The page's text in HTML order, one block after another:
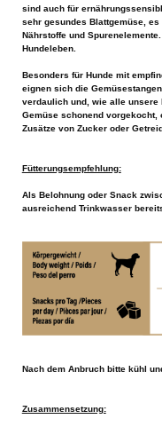
sind auch für
sehr gesundes Blattgemüse,
Nährstoffe und
Hundeleben.
Besonders für Hunde mit
eignen sich die
verdaulich und, wie alle unsere
Gemüse schonend
Zusätze von Zucker oder
Fütterungsempfehlung:
Als Belohnung oder Snack
ausreichend Trinkwasser
Nach dem Anbruch bitte kühl
Zusammensetzung: